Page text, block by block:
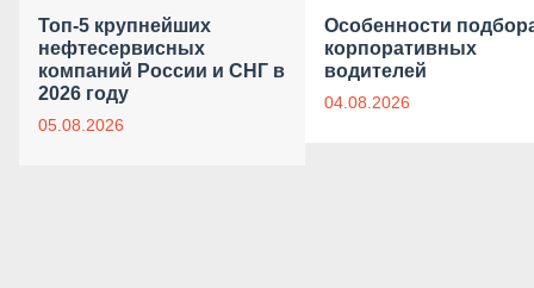
Топ-5 крупнейших
нефтесервисных
компаний России и СНГ в
2026 году
05.08.2026
Особенности
корпоративных
водителей
04.08.2026